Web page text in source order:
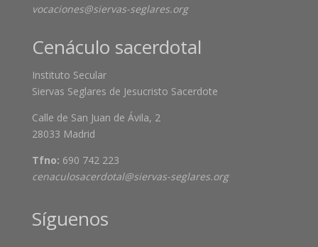
vocaciones@siervas-seglares.org
Cenáculo sacerdotal
Instituto Secular
Siervas Seglares de Jesucristo Sacerdote
Calle de San Juan de Ávila, 2
28033 Madrid
Tfno: 690 742 223
cenaculosacerdotal@siervas-seglares.org
Síguenos